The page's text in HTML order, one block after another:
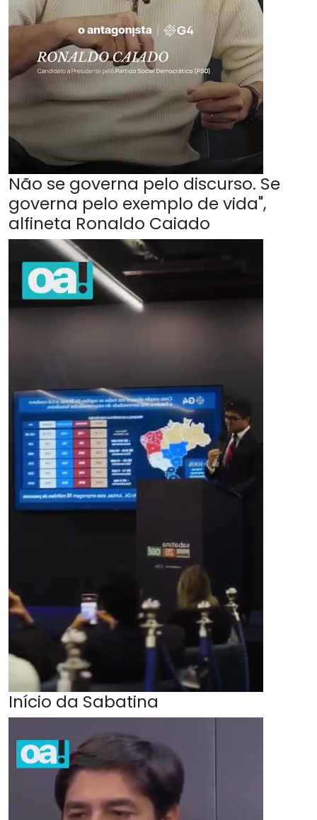
Não se governa pelo discurso. Se
governa pelo exemplo de vida",
alfineta Ronaldo Caiado
Início da Sabatina